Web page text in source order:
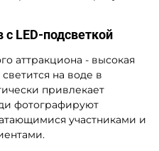
A-101088 Гидророллер
«Сочный лимон», ПВХ,